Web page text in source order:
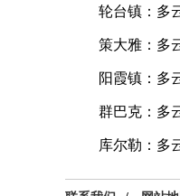
轮台镇：多
策大雅：多
阳霞镇：多
群巴克：多
库尔勒：多